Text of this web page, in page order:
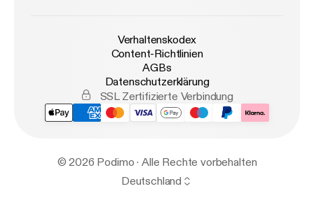
Verhaltenskodex
Content-Richtlinien
AGBs
Datenschutzerklärung
SSL Zertifizierte Verbindung
© 2026 Podimo · Alle Rechte vorbehalten
Deutschland